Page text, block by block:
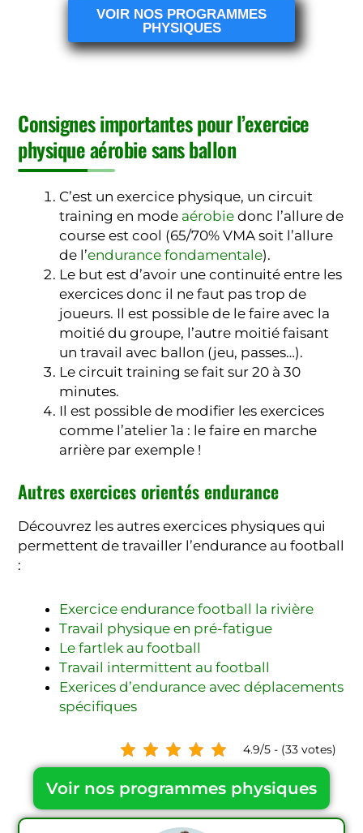
VOIR NOS PROGRAMMES
PHYSIQUES
Consignes importantes pour l’exercice
physique aérobie sans ballon
C’est un exercice physique, un circuit
training en mode aérobie donc l’allure de
course est cool (65/70% VMA soit l’allure
de l’endurance fondamentale).
Le but est d’avoir une continuité entre les
exercices donc il ne faut pas trop de
joueurs. Il est possible de le faire avec la
moitié du groupe, l’autre moitié faisant
un travail avec ballon (jeu, passes…).
Le circuit training se fait sur 20 à 30
minutes.
Il est possible de modifier les exercices
comme l’atelier 1a : le faire en marche
arrière par exemple !
Autres exercices orientés endurance
Découvrez les autres exercices physiques qui
permettent de travailler l’endurance au football
:
Exercice endurance football la rivière
Travail physique en pré-fatigue
Le fartlek au football
Travail intermittent au football
Exerices d’endurance avec déplacements
spécifiques
4.9/5 - (33 votes)
Voir nos programmes physiques